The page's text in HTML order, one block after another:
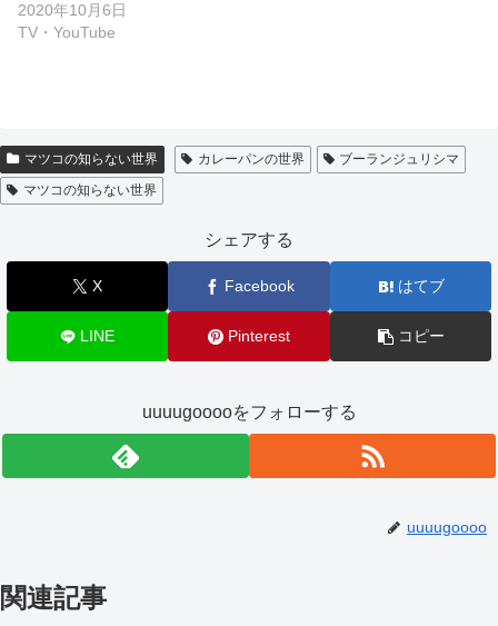
2020年10月6日
TV・YouTube
マツコの知らない世界 カレーパンの世界
ブーランジュリシマ
マツコの知らない世界
シェアする
X Facebook はてブ
LINE Pinterest コピー
uuuugooooをフォローする
uuuugoooo
関連記事